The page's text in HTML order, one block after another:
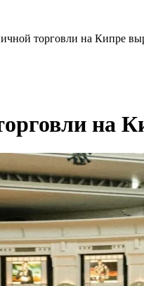
торговли на Кипре
на